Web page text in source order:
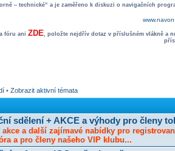
– technické“ a je zaměřeno k diskuzi o navigačních
fóru ani ZDE, položte nejdřív dotaz v příslušném vlákně a
• Zobrazit aktivní témata
sdělení + AKCE a výhody pro členy
akce a další zajímavé nabídky pro
a pro členy našeho VIP klubu...